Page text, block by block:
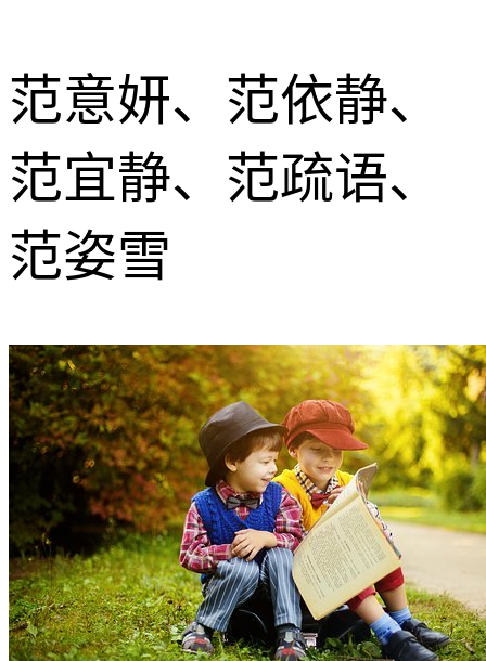
范意妍、范依静、
范宜静、范疏语、
范姿雪